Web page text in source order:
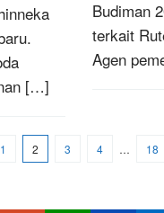
[…]
Budiman
terkait
Agen
1 2 3 4 … 18